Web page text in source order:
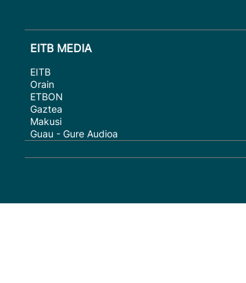
EITB MEDIA
EITB
Orain
ETBON
Gaztea
Makusi
Guau - Gure Audioa